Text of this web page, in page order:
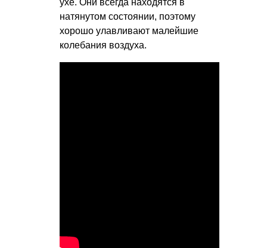
натянутом состоянии, поэтому
хорошо улавливают малейшие
колебания воздуха.